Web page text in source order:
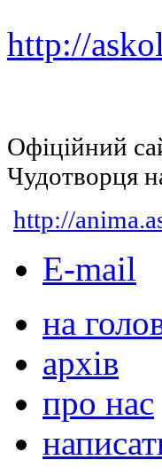
http://
Офіційний
Чудотворця
http://
E-mail
на
архів
про нас